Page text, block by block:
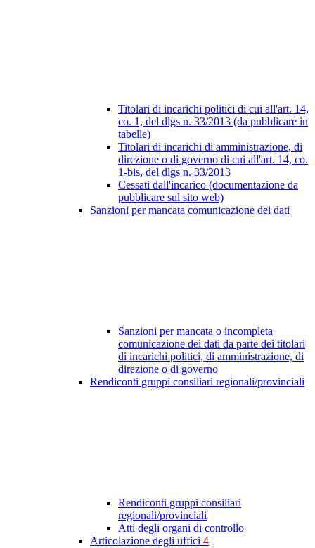
Titolari di incarichi politici di cui all'art. 14,
co. 1, del dlgs n. 33/2013 (da pubblicare in
tabelle)
Titolari di incarichi di amministrazione, di
direzione o di governo di cui all'art. 14, co.
1-bis, del dlgs n. 33/2013
Cessati dall'incarico (documentazione da
pubblicare sul sito web)
Sanzioni per mancata comunicazione dei dati
Sanzioni per mancata o incompleta
comunicazione dei dati da parte dei titolari
di incarichi politici, di amministrazione, di
direzione o di governo
Rendiconti gruppi consiliari regionali/provinciali
Rendiconti gruppi consiliari
regionali/provinciali
Atti degli organi di controllo
Articolazione degli uffici 4